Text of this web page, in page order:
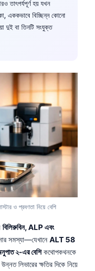
হয় যখন
এককভাবে বিচ্ছিন্ন কোনো
দুই বা তিনটি সংযুক্ত
ও প্রবণতা নিয়ে বেশি
বিলিরুবিন, ALP এবং
সমস্যা—যেখানে ALT 58
২-এর বেশিকথোপকথনকে
লিভারের ক্ষতির দিকে নিয়ে